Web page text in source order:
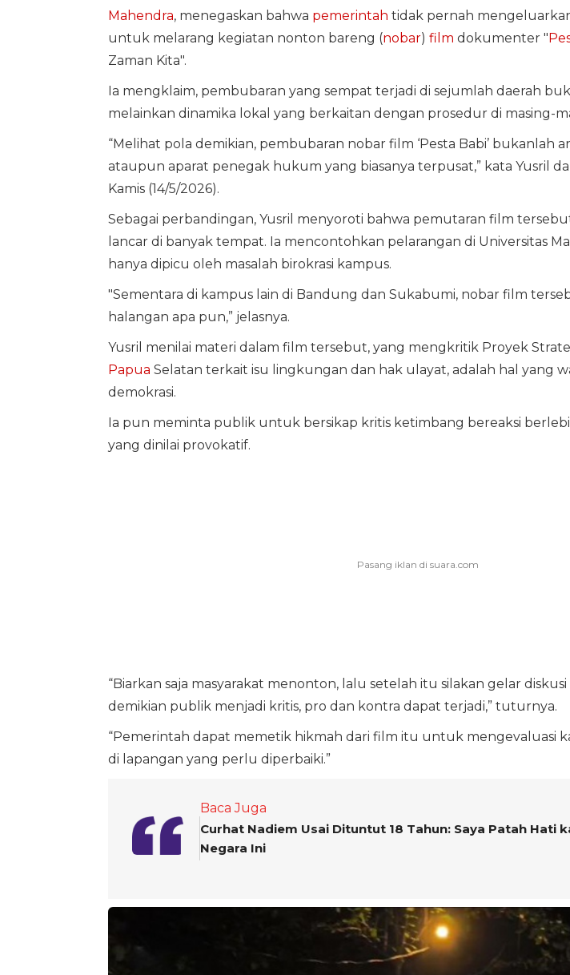
Mahendra, menegaskan bahwa pemerintah tidak pernah
untuk melarang kegiatan nonton bareng (nobar) film dokumenter "
Zaman Kita".
Ia mengklaim, pembubaran yang sempat terjadi di sejumlah daerah
melainkan dinamika lokal yang berkaitan dengan prosedur di masing-
“Melihat pola demikian, pembubaran nobar film ‘Pesta Babi’ bukanlah
ataupun aparat penegak hukum yang biasanya terpusat,” kata Yusril
Kamis (14/5/2026).
Sebagai perbandingan, Yusril menyoroti bahwa pemutaran film
lancar di banyak tempat. Ia mencontohkan pelarangan di Universitas
hanya dipicu oleh masalah birokrasi kampus.
"Sementara di kampus lain di Bandung dan Sukabumi, nobar film
halangan apa pun,” jelasnya.
Yusril menilai materi dalam film tersebut, yang mengkritik Proyek
Papua Selatan terkait isu lingkungan dan hak ulayat, adalah hal yang
demokrasi.
Ia pun meminta publik untuk bersikap kritis ketimbang bereaksi
yang dinilai provokatif.
“Biarkan saja masyarakat menonton, lalu setelah itu silakan gelar
demikian publik menjadi kritis, pro dan kontra dapat terjadi,” tuturnya.
“Pemerintah dapat memetik hikmah dari film itu untuk mengevaluasi
di lapangan yang perlu diperbaiki.”
Baca Juga
Curhat Nadiem Usai Dituntut 18 Tahun: Saya Patah Hati
Negara Ini